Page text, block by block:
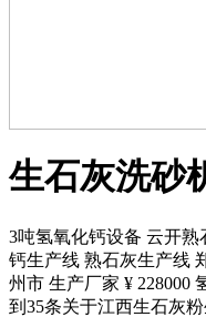
生石灰洗砂
3吨氢氧化钙设备 云开
钙生产线 熟石灰生产线
州市 生产厂家 ¥ 228000
到35条关于江西生石灰